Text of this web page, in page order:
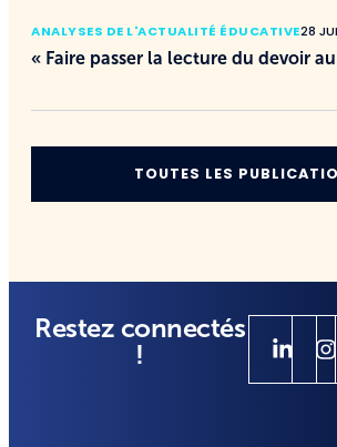
ANALYSES DE L'ACTUALITÉ ÉDUCATIVE28
« Faire passer la lecture du devoir
TOUTES LES
Restez connectés
!